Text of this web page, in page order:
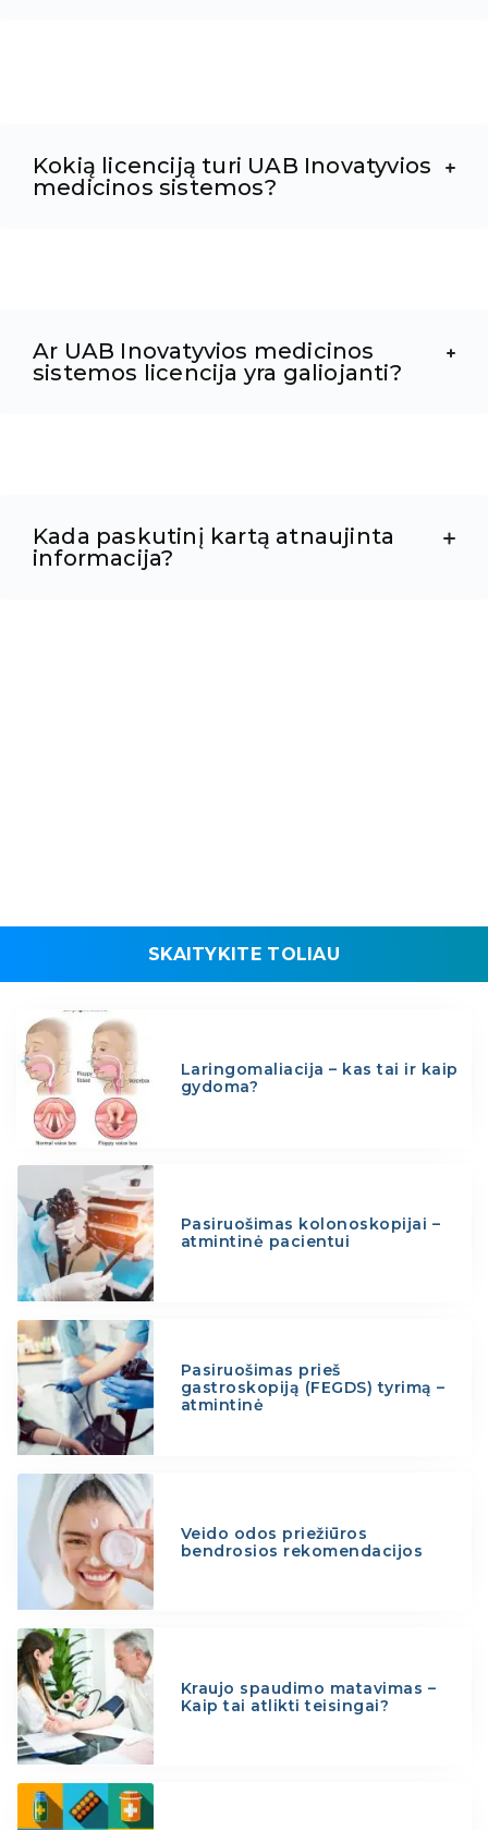
Kokią licenciją turi UAB Inovatyvios
medicinos sistemos?
Ar UAB Inovatyvios medicinos
sistemos licencija yra galiojanti?
Kada paskutinį kartą atnaujinta
informacija?
SKAITYKITE TOLIAU
Laringomaliacija – kas tai ir kaip
gydoma?
Pasiruošimas kolonoskopijai –
atmintinė pacientui
Pasiruošimas prieš
gastroskopiją (FEGDS) tyrimą –
atmintinė
Veido odos priežiūros
bendrosios rekomendacijos
Kraujo spaudimo matavimas –
Kaip tai atlikti teisingai?